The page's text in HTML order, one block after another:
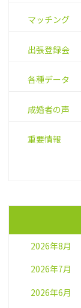
マッチング
出張登録会
各種データ
成婚者の声
重要情報
2026年8月
2026年7月
2026年6月